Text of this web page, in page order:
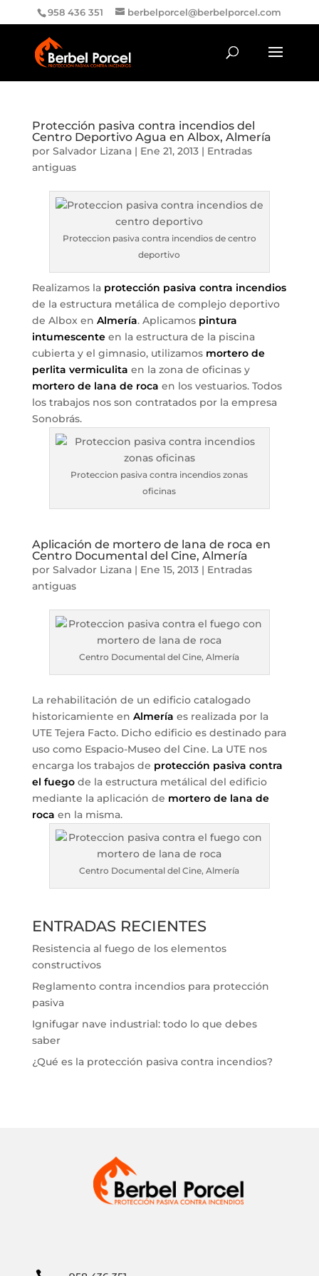
958 436 351 berbelporcel@berbelporcel.com
Protección pasiva contra incendios del
Centro Deportivo Agua en Albox, Almería
por Salvador Lizana| Ene 21, 2013| Entradas
antiguas
Proteccion pasiva contra incendios de centro
deportivo
Realizamos la protección pasiva contra incendios
de la estructura metálica de complejo deportivo
de Albox en Almería. Aplicamos pintura
intumescenteen la estructura de la piscina
cubierta y el gimnasio, utilizamosmortero de
perlita vermiculita en la zona de oficinas y
mortero de lana de roca en los vestuarios. Todos
los trabajos nos son contratados por la empresa
Sonobrás.
Proteccion pasiva contra incendios zonas
oficinas
Aplicación de mortero de lana de roca en
Centro Documental del Cine, Almería
por Salvador Lizana| Ene 15, 2013| Entradas
antiguas
Centro Documental del Cine, Almería
La rehabilitación de un edificio catalogado
historicamiente en Almería es realizada por la
UTE Tejera Facto. Dicho edificio es destinado para
uso como Espacio-Museo del Cine. La UTE nos
encarga los trabajos de protección pasiva contra
el fuego de la estructura metálical del edificio
mediante la aplicación de mortero de lana de
roca en la misma.
Centro Documental del Cine, Almería
ENTRADAS RECIENTES
Resistencia al fuego de los elementos
constructivos
Reglamento contra incendios para protección
pasiva
Ignifugar nave industrial: todo lo que debes
saber
¿Qué es la protección pasiva contra incendios?